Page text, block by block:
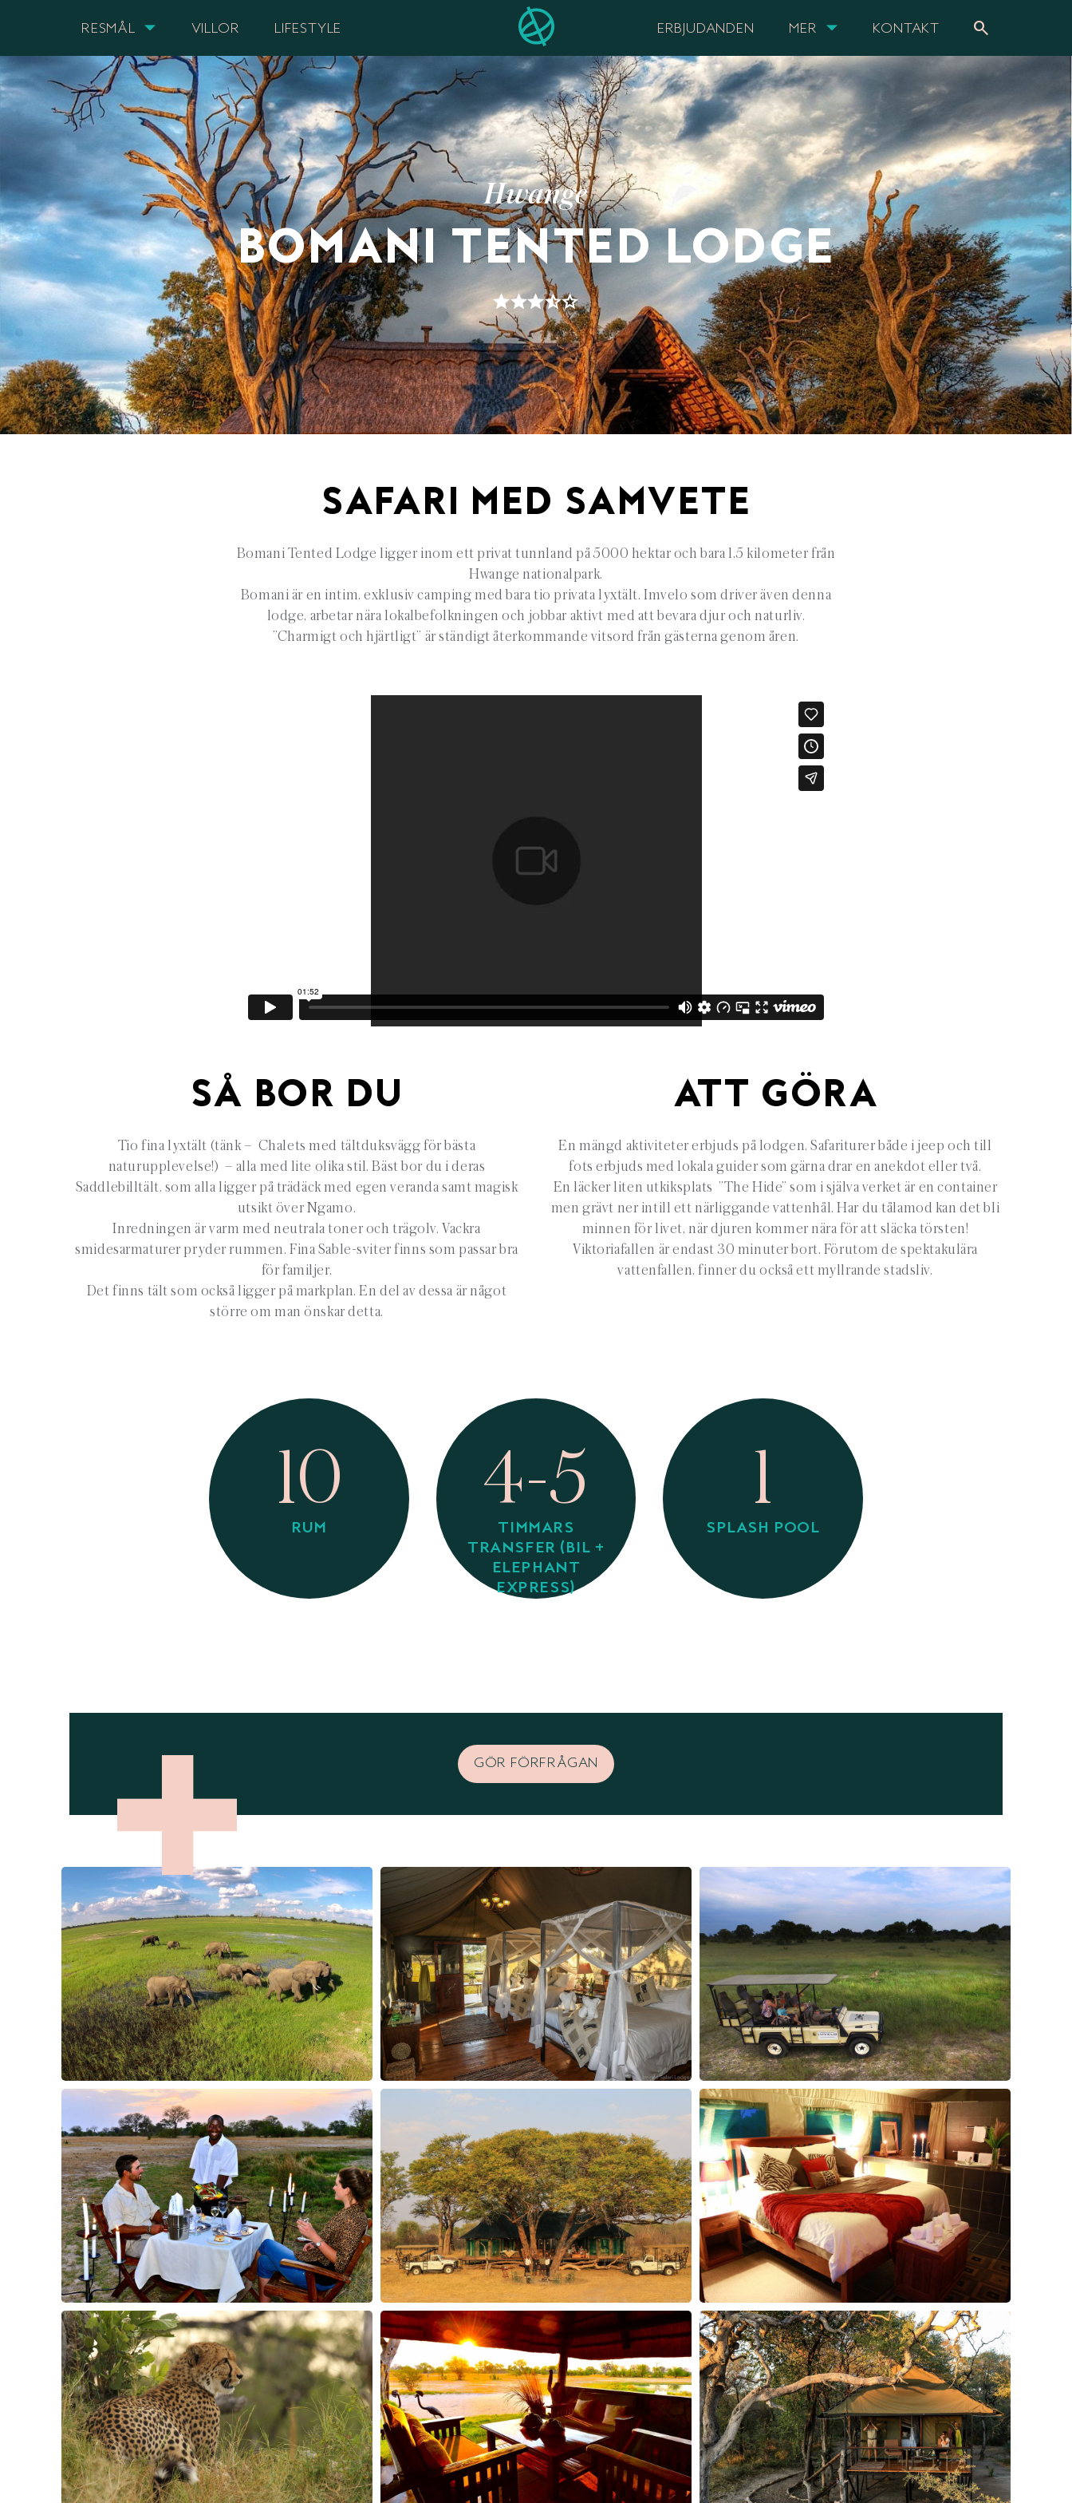
RESMÅL VILLOR LIFESTYLE ERBJUDANDEN MER KONTAKT search
Hwange
BOMANI TENTED LODGE
SAFARI MED SAMVETE
Bomani Tented Lodge ligger inom ett privat tunnland på 5000 hektar och bara 1,5 kilometer från
Hwange nationalpark.
Bomani är en intim, exklusiv camping med bara tio privata lyxtält. Imvelo som driver även denna
lodge, arbetar nära lokalbefolkningen och jobbar aktivt med att bevara djur och naturliv.
”Charmigt och hjärtligt” är ständigt återkommande vitsord från gästerna genom åren.
SÅ BOR DU
Tio fina lyxtält (tänk – Chalets med tältduksvägg för bästa
naturupplevelse!) – alla med lite olika stil. Bäst bor du i deras
Saddlebilltält, som alla ligger på trädäck med egen veranda samt magisk
utsikt över Ngamo.
Inredningen är varm med neutrala toner och trägolv. Vackra
smidesarmaturer pryder rummen. Fina Sable-sviter finns som passar bra
för familjer.
Det finns tält som också ligger på markplan. En del av dessa är något
större om man önskar detta.
ATT GÖRA
En mängd aktiviteter erbjuds på lodgen. Safariturer både i jeep och till
fots erbjuds med lokala guider som gärna drar en anekdot eller två.
En läcker liten utkiksplats ”The Hide” som i själva verket är en container
men grävt ner intill ett närliggande vattenhål. Har du tålamod kan det bli
minnen för livet, när djuren kommer nära för att släcka törsten!
Viktoriafallen är endast 30 minuter bort. Förutom de spektakulära
vattenfallen, finner du också ett myllrande stadsliv.
10
RUM
4-5
TIMMARS
TRANSFER (BIL +
ELEPHANT
EXPRESS)
1
SPLASH POOL
GÖR FÖRFRÅGAN